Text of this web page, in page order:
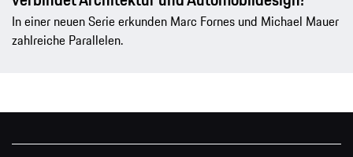
In einer neuen Serie erkunden Marc Fornes und Michael Mauer
zahlreiche Parallelen.